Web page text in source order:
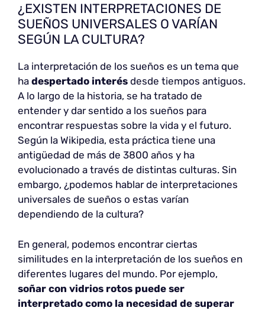
¿EXISTEN INTERPRETACIONES DE
SUEÑOS UNIVERSALES O VARÍAN
SEGÚN LA CULTURA?
La interpretación de los sueños es un tema que
ha despertado interés desde tiempos antiguos.
A lo largo de la historia, se ha tratado de
entender y dar sentido a los sueños para
encontrar respuestas sobre la vida y el futuro.
Según la Wikipedia, esta práctica tiene una
antigüedad de más de 3800 años y ha
evolucionado a través de distintas culturas. Sin
embargo, ¿podemos hablar de interpretaciones
universales de sueños o estas varían
dependiendo de la cultura?
En general, podemos encontrar ciertas
similitudes en la interpretación de los sueños en
diferentes lugares del mundo. Por ejemplo,
soñar con vidrios rotos puede ser
interpretado como la necesidad de superar